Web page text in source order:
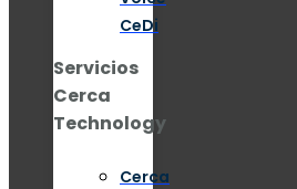
CeDi
Servicios
Cerca
Technology
Cerca